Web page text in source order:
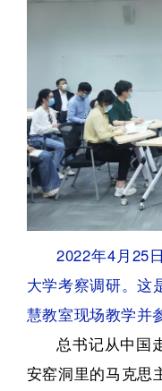
2022年4月25
大学考察调研。这
慧教室现场教学并
总书记从中国
安窑洞里的马克思